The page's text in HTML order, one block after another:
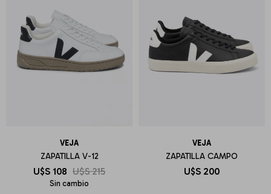
VEJA
ZAPATILLA V-12
U$S 108 U$S 215
Sin cambio
VEJA
ZAPATILLA CAMPO
U$S 200